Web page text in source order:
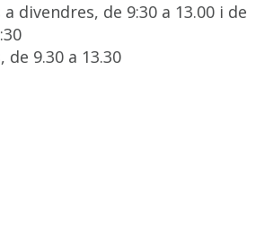
divendres, de 9:30 a 13.00 i de
de 9.30 a 13.30